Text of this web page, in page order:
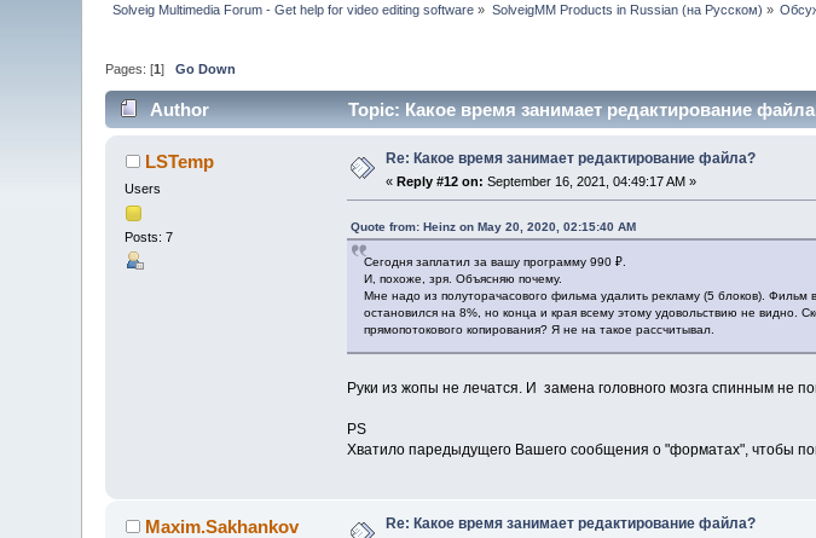
Solveig Multimedia Forum - Get help for video editing software » SolveigMM Products in Russian (на Русском) »
Pages: [1]Go Down
Author Topic: Какое время занимает редактирование
LSTemp
Users
Posts: 7
Re: Какое время занимает редактирование файла?
«Reply #12 on: September 16, 2021, 04:49:17 AM »
Quote from: Heinz on May 20, 2020, 02:15:40 AM
Сегодня заплатил за вашу программу 990 ₽.
И, похоже, зря. Объясняю почему.
Мне надо из полуторачасового фильма удалить рекламу (5 блоков).
остановился на 8%, но конца и края всему этому удовольствию не
прямопотокового копирования? Я не на такое рассчитывал.
Руки из жопы не лечатся. И замена головного мозга спинным не
PS
Хватило паредыдущего Вашего сообщения о "форматах", чтобы
Maxim.Sakhankov Re: Какое время занимает редактирование файла?